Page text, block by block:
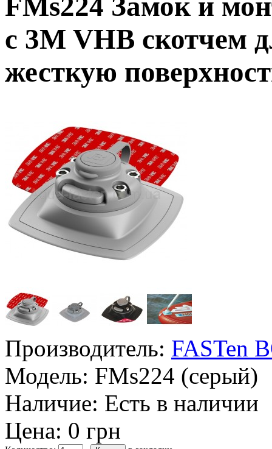
FMs224 Замок и
c 3M VHB скотчем
жесткую
Производитель: FASTen
Модель: FMs224 (серый)
Наличие: Есть в наличии
Цена: 0 грн